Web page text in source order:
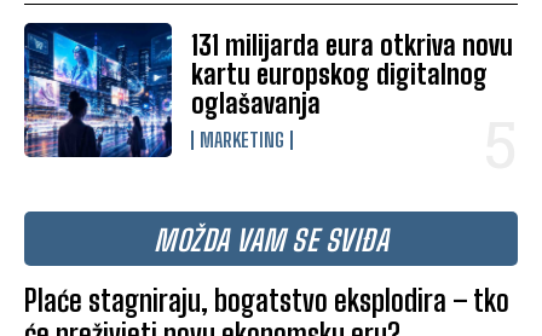
131 milijarda eura otkriva novu
kartu europskog digitalnog
oglašavanja
MARKETING
MOŽDA VAM SE SVIĐA
Plaće stagniraju, bogatstvo eksplodira – tko